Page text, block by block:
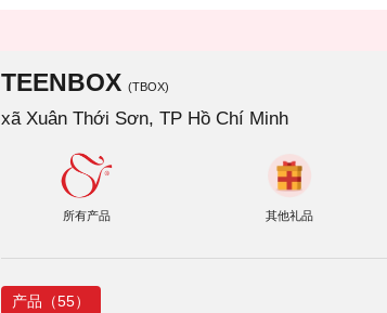
TEENBOX (TBOX)
xã Xuân Thới Sơn, TP Hồ Chí Minh
所有产品 其他礼品
产品（55）